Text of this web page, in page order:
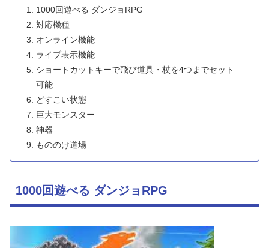
1000回遊べる ダンジョRPG
対応機種
オンライン機能
ライブ表示機能
ショートカットキーで飛び道具・杖を4つまでセット
可能
どすこい状態
巨大モンスター
神器
もののけ道場
1000回遊べる ダンジョRPG